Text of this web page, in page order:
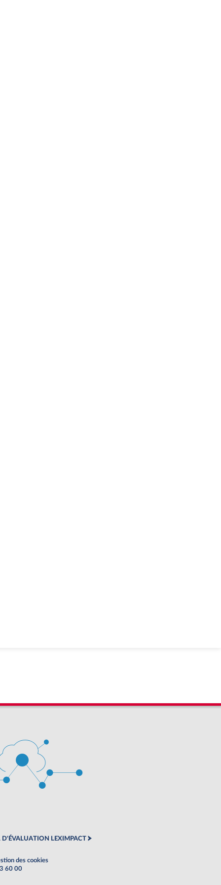
D'ÉVALUATION LEXIMPACT
des cookies
60 00